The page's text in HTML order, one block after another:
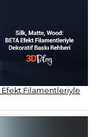
Efekt Filamentleriyle